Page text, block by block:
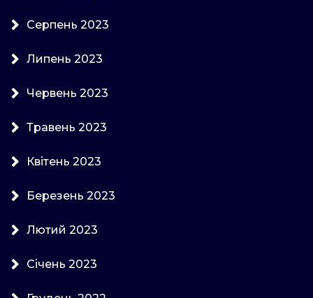
Серпень 2023
Липень 2023
Червень 2023
Травень 2023
Квітень 2023
Березень 2023
Лютий 2023
Січень 2023